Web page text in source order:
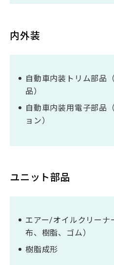
内外装
自動車内装トリム部品
品）
自動車内装用電子部品
ョン）
ユニット部品
エアー/オイルクリーナ
布、樹脂、ゴム）
樹脂成形